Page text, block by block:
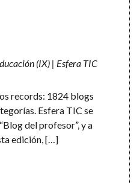
(IX) | Esfera TIC
records: 1824 blogs
Esfera TIC se
del profesor”, y a
edición, […]